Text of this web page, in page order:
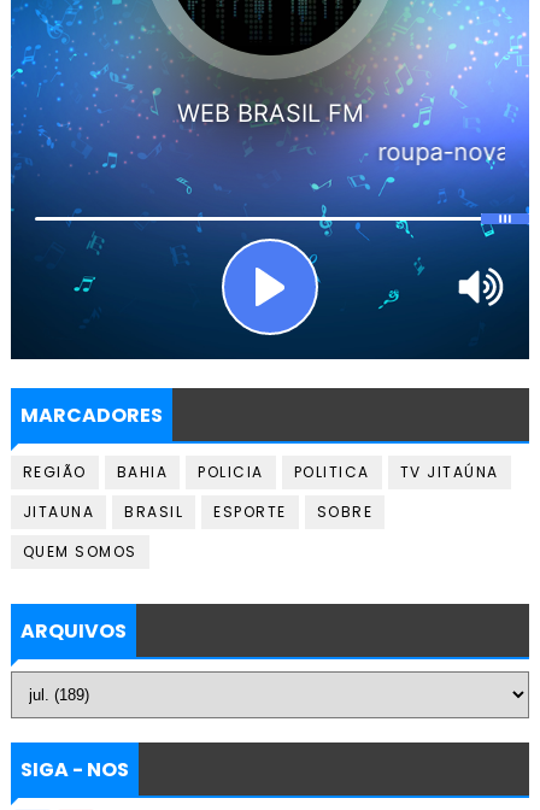
MARCADORES
REGIÃO BAHIA POLICIA POLITICA
TV JITAÚNA
JITAUNA
BRASIL ESPORTE
SOBRE
QUEM SOMOS
ARQUIVOS
SIGA - NOS